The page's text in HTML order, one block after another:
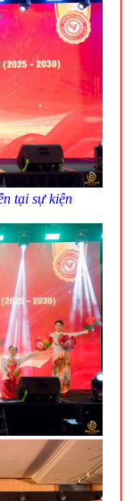
tại sự kiện